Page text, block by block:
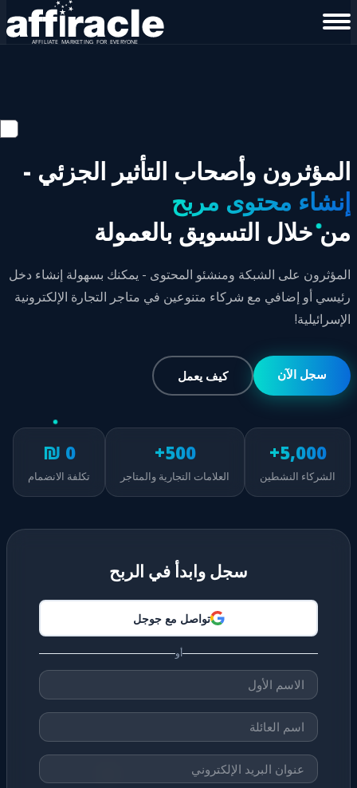
المؤثرون وأصحاب التأثير الجزئي -
إنشاء محتوى مربح
من خلال التسويق بالعمولة
المؤثرون على الشبكة ومنشئو المحتوى - يمكنك بسهولة إنشاء دخل
رئيسي أو إضافي مع شركاء متنوعين في متاجر التجارة الإلكترونية
الإسرائيلية!
سجل الآن كيف يعمل
5,000+
الشركاء النشطين
500+
العلامات التجارية والمتاجر
0 ₪
تكلفة الانضمام
سجل وابدأ في الربح
تواصل مع جوجل
أو